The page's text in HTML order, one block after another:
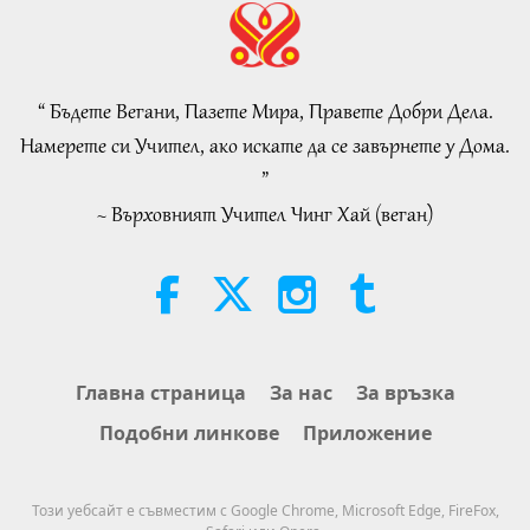
32:19
Пророчество част 413 –
Любов със Спасителя, за да
разсеем бедствията
Поредица за древните предсказания
2026-08-09 Преглед
28:14
Eating Our Way To Extinction,
Positive Innovations: Technology
Improving Our World, Part 21 of
a Multi-part Series
“ Бъдете Вегани, Пазете Мира, Правете Добри Дела.
Намерете си Учител, ако искате да се завърнете у Дома.
”
~ Върховният Учител Чинг Хай (веган)
Главна страница За нас
За връзка
Подобни линкове
Приложение
Този уебсайт е съвместим с Google Chrome, Microsoft Edge, FireFox,